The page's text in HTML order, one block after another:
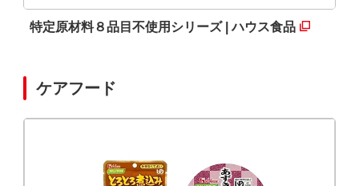
特定原材料８品目不使用シリーズ | ハウス食品
ケアフード